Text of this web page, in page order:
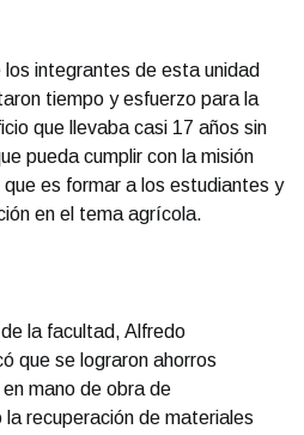
integrantes de esta unidad
tiempo y esfuerzo para la
que llevaba casi 17 años sin
pueda cumplir con la misión
es formar a los estudiantes y
en el tema agrícola.
la facultad, Alfredo
que se lograron ahorros
mano de obra de
recuperación de materiales